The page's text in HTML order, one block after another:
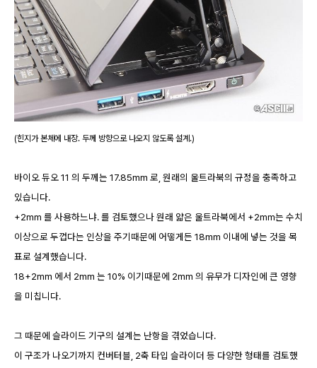
(힌지가 본체에 내장. 두께 방향으로 나오지 않도록 설계.)
바이오 듀오 11 의 두께는 17.85mm 로, 원래의 울트라북의 규정을 충족하고
있습니다.
+2mm 를 사용하느냐. 를 검토했으나 원래 얇은 울트라북에서 +2mm는 수치
이상으로 두껍다는 인상을 주기때문에 어떻게든 18mm 이내에 넣는 것을 목
표로 설계했습니다.
18+2mm 에서 2mm 는 10% 이기때문에 2mm 의 유무가 디자인에 큰 영향
을 미칩니다.
그 때문에 슬라이드 기구의 설계는 난항을 겪었습니다.
이 구조가 나오기까지 컨버터블, 2축 타입 슬라이더 등 다양한 형태를 검토했